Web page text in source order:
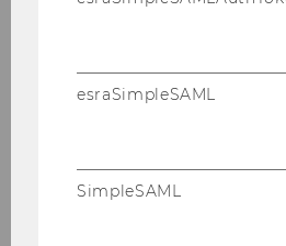
WU Vi­en­na's new
arch In­sti­tu­te for
mics
esraSimpleSAML
SimpleSAML